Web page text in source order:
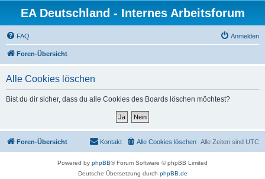
EA Deutschland - Internes Arbeitsforum
FAQ Anmelden
Foren-Übersicht
Alle Cookies löschen
Bist du dir sicher, dass du alle Cookies des Boards löschen möchtest?
Foren-Übersicht Alle Zeiten sind UTC
Alle Cookies löschen
Kontakt
Powered by phpBB® Forum Software © phpBB Limited
Deutsche Übersetzung durch phpBB.de